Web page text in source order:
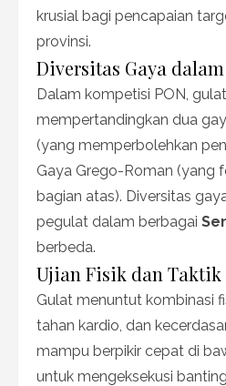
krusial bagi pencapaian
provinsi.
Diversitas Gaya
Dalam kompetisi PON,
mempertandingkan dua
(yang memperbolehkan
Gaya Grego-Roman (yang
bagian atas). Diversitas
pegulat dalam berbagai
berbeda.
Ujian Fisik dan
Gulat menuntut kombinasi
tahan kardio, dan
mampu berpikir cepat di
untuk mengeksekusi